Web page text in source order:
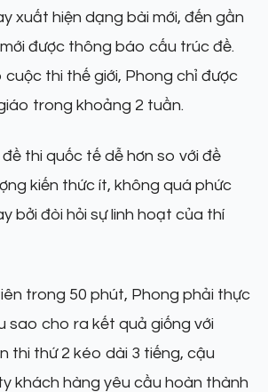
xuất hiện dạng bài mới, đến gần
được thông báo cấu trúc đề.
thi thế giới, Phong chỉ được
trong khoảng 2 tuần.
thi quốc tế dễ hơn so với đề
kiến thức ít, không quá phức
bởi đòi hỏi sự linh hoạt của thí
trong 50 phút, Phong phải thực
sao cho ra kết quả giống với
thi thứ 2 kéo dài 3 tiếng, cậu
khách hàng yêu cầu hoàn thành